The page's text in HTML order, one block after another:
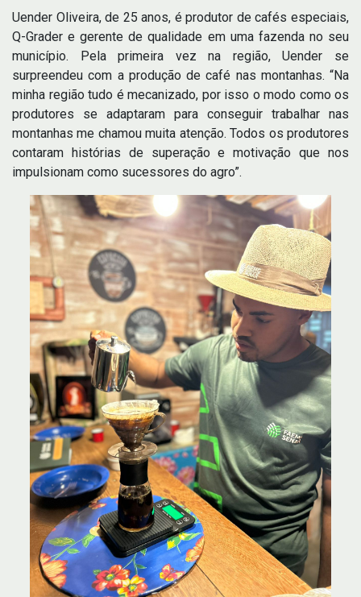
Uender Oliveira, de 25 anos, é produtor de cafés especiais,
Q-Grader e gerente de qualidade em uma fazenda no seu
município. Pela primeira vez na região, Uender se
surpreendeu com a produção de café nas montanhas. “Na
minha região tudo é mecanizado, por isso o modo como os
produtores se adaptaram para conseguir trabalhar nas
montanhas me chamou muita atenção. Todos os produtores
contaram histórias de superação e motivação que nos
impulsionam como sucessores do agro”.